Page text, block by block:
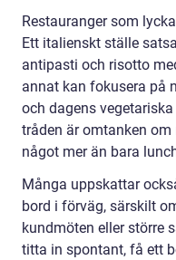
Restauranger som
Ett italienskt ställe
antipasti och risotto
annat kan fokusera på
och dagens
tråden är omtanken
något mer än bara
Många uppskattar
bord i förväg, särskilt
kundmöten eller större
titta in spontant, få ett